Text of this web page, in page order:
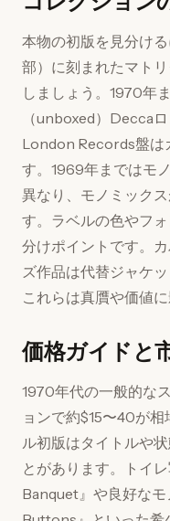
本物の初版を見分け
部）に刻まれたマト
しましょう。1970年
（unboxed）Decca
London Records盤は
す。1969年まではモ
異なり、モノミック
す。ラベルの色やフ
分けポイントです。
ズ作品は代替ジャケ
これらは真贋や価値に
価格ガイドと
1970年代の一般的な
ョンで約$15〜40が
ル初版はタイトルや
とがあります。トイ
Banquet』や良好な